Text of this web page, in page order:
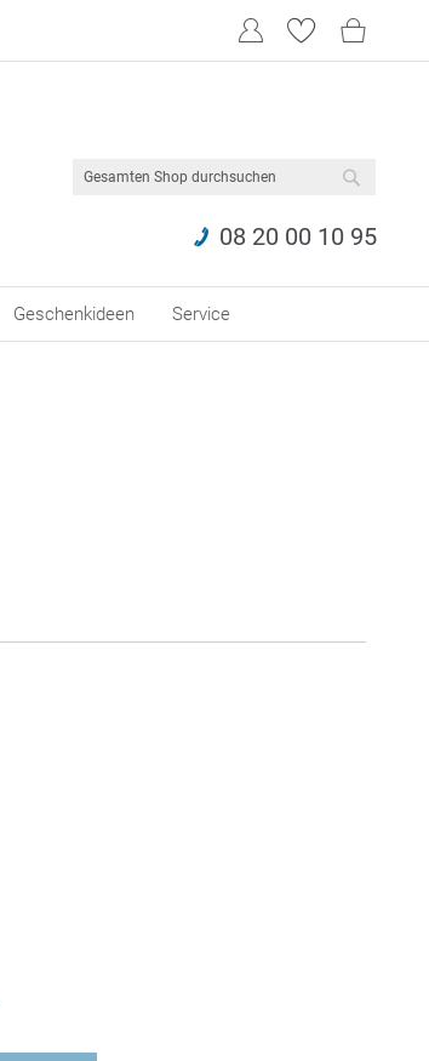
08 20 00 10 95
Geschenkideen Service